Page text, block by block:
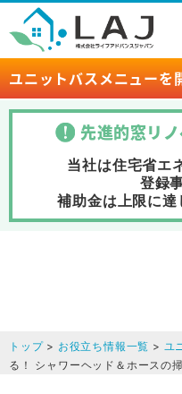
ユニットバスメニューを
先進的窓リ
当社は住宅省エ
登録
補助金は上限に達
トップ> お役立ち情報一覧 > ユ
る！ シャワーヘッド＆ホースの